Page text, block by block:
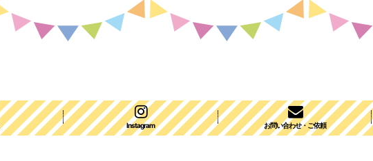
Instagram お問い合わせ・ご依頼